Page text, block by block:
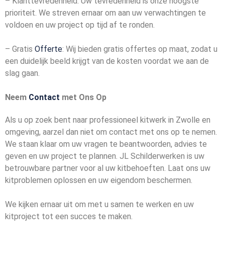
prioriteit. We streven ernaar om aan uw verwachtingen te
voldoen en uw project op tijd af te ronden.
– Gratis Offerte: Wij bieden gratis offertes op maat, zodat u
een duidelijk beeld krijgt van de kosten voordat we aan de
slag gaan.
Neem Contact met Ons Op
Als u op zoek bent naar professioneel kitwerk in Zwolle en
omgeving, aarzel dan niet om contact met ons op te nemen.
We staan klaar om uw vragen te beantwoorden, advies te
geven en uw project te plannen. JL Schilderwerken is uw
betrouwbare partner voor al uw kitbehoeften. Laat ons uw
kitproblemen oplossen en uw eigendom beschermen.
We kijken ernaar uit om met u samen te werken en uw
kitproject tot een succes te maken.